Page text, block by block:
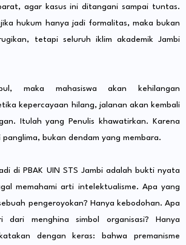
agar kasus ini ditangani sampai tuntas.
hukum hanya jadi formalitas, maka bukan
tetapi seluruh iklim akademik Jambi
maka mahasiswa akan kehilangan
kepercayaan hilang, jalanan akan kembali
Itulah yang Penulis khawatirkan. Karena
bukan dendam yang membara.
di PBAK UIN STS Jambi adalah bukti nyata
memahami arti intelektualisme. Apa yang
pengeroyokan? Hanya kebodohan. Apa
dari menghina simbol organisasi? Hanya
dengan keras: bahwa premanisme